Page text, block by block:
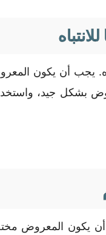
يجب أن يكون
جيد،
يكون المعروض